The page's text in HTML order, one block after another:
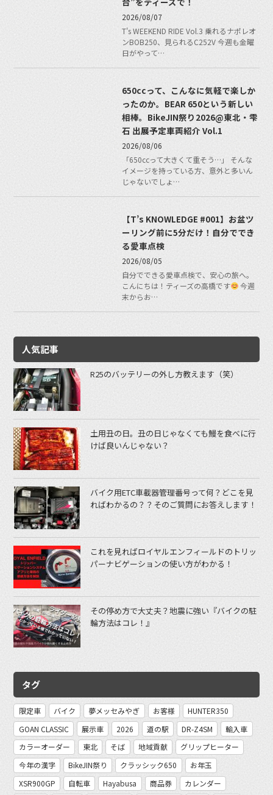
2026/08/07
T's WEEKEND RIDE Vol.3 乗れるナポレオ
ンBOB250、見られるC252V 今週も金曜
日がやって…
650ccって、こんなに気軽で楽しか
ったのか。BEAR 650という新しい
相棒。BikeJIN祭り2026@東北・雫
石 出展予定車両紹介 Vol.1
2026/08/06
「650ccって大きくて重そう…」 そんな
イメージを持っている方、意外と多いん
じゃないでしょ…
【T’s KNOWLEDGE #001】お盆ツ
ーリング前に5分だけ！自分ででき
る愛車点検
2026/08/05
自分でできる愛車点検で、安心の旅へ。
こんにちは！ティーズの高橋です
今週
末からお…
人気記事
R25のバッテリーの外し方教えます（笑）
土用丑の日。丑の日じゃなくても鰻を食べに行
けば良いんじゃない？
バイク用ETC車載器管理番号って何？どこを見
ればわかるの？？そのご質問にお答えします！
これを見ればロイヤルエンフィールドのトリッ
パーナビゲーションの使い方がわかる！
その停め方で大丈夫？地震に強い『バイクの駐
輪方法はコレ！』
タグ
限定車 バイク 夢メッセみやぎ お客様
HUNTER350
GOAN CLASSIC
展示車 2026 道の駅 DR-Z4SM
輸入車
カラーオーダー
東北 そば 地域貢献
グリップヒーター
今年の漢字
BikeJIN祭り クラッシック650
お年玉
XSR900GP
自転車 Hayabusa 商品券
カレンダー